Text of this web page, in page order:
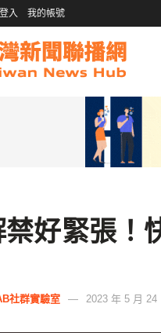
登入 我的帳號
禁好緊張！
社群實驗室 2023 年 5 月 24